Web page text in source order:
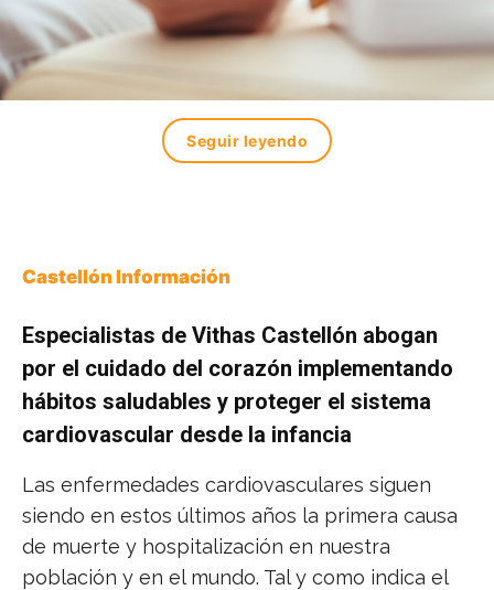
Seguir leyendo
Castellón Información
Especialistas de Vithas Castellón abogan
por el cuidado del corazón implementando
hábitos saludables y proteger el sistema
cardiovascular desde la infancia
Las enfermedades cardiovasculares siguen
siendo en estos últimos años la primera causa
de muerte y hospitalización en nuestra
población y en el mundo. Tal y como indica el